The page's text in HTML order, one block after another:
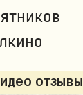
отзывы